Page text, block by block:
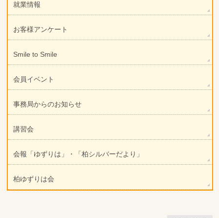
就業情報
お客様アンケート
Smile to Smile
会員イベント
事務局からのお知らせ
講習会
会報「ゆずりは」・「柏シルバーだより」
柏ゆずりは会